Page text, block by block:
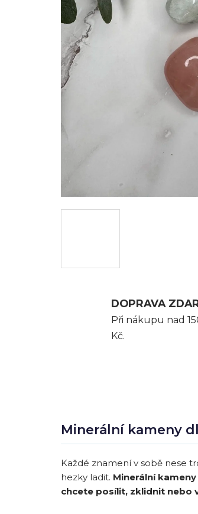
DOPRAVA
Při nákupu nad
Kč.
Minerální kameny
Každé znamení v sobě nese
hezky ladit. Minerální
chcete posílit, zklidnit nebo